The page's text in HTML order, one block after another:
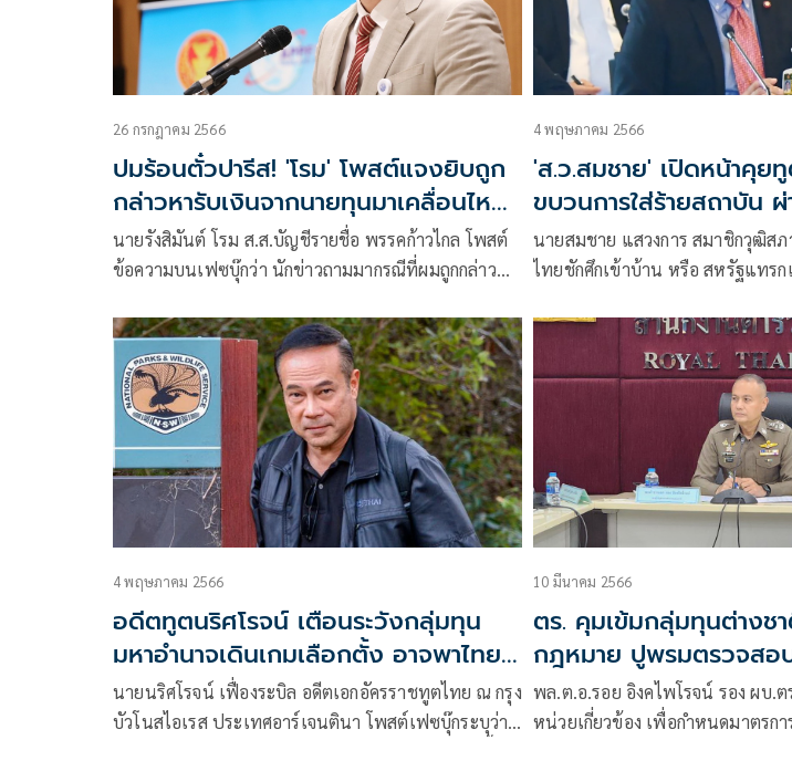
26 กรกฎาคม 2566
ปมร้อนตั๋วปารีส! 'โรม' โพสต์แจงยิบถูก
กล่าวหารับเงินจากนายทุนมาเคลื่อนไหว
แก้ ม.112
นายรังสิมันต์ โรม ส.ส.บัญชีรายชื่อ พรรคก้าวไกล โพสต์
ข้อความบนเฟซบุ๊กว่า นักข่าวถามมากรณีที่ผมถูกกล่าวหา
4 พฤษภาคม 2566
'ส.ว.สมชาย' เปิดหน้าคุย
ขบวนการใส่ร้ายสถาบัน
NED
นายสมชาย แสวงการ สมาชิกวุฒิส
ไทยชักศึกเข้าบ้าน หรือ สหรัฐแทร
4 พฤษภาคม 2566
อดีตทูตนริศโรจน์ เตือนระวังกลุ่มทุน
มหาอำนาจเดินเกมเลือกตั้ง อาจพาไทย
ย้อนรอยยุคสงครามเย็น
นายนริศโรจน์ เฟื่องระบิล อดีตเอกอัครราชทูตไทย ณ กรุง
บัวโนสไอเรส ประเทศอาร์เจนตินา โพสต์เฟซบุ๊กระบุว่า
10 มีนาคม 2566
ตร. คุมเข้มกลุ่มทุนต่างช
กฎหมาย ปูพรมตรวจสอ
หมาย
พล.ต.อ.รอย อิงคไพโรจน์ รอง ผบ.
หน่วยเกี่ยวข้อง เพื่อกำหนดมาตรก